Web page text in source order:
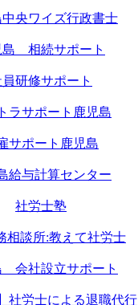
中央ワイズ行政書士
島 相続サポート
研修サポート
ラサポート鹿児島
サポート鹿児島
給与計算センター
社労士塾
相談所:教えて社労士
会社設立サポート
社労士による退職代行